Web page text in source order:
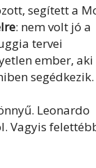
segített a
: nem volt jó a
tervei
ember, aki
segédkezik.
Leonardo
Vagyis